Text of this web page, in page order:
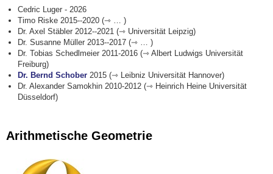
Cedric Luger - 2026
Timo Riske 2015--2020 (⇾ … )
Dr. Axel Stäbler 2012--2021 (⇾ Universität Leipzig)
Dr. Susanne Müller 2013--2017 (⇾ … )
Dr. Tobias Schedlmeier 2011-2016 (⇾ Albert Ludwigs Universität
Freiburg)
Dr. Bernd Schober 2015 (⇾ Leibniz Universität Hannover)
Dr. Alexander Samokhin 2010-2012 (⇾ Heinrich Heine Universität
Düsseldorf)
Arithmetische Geometrie